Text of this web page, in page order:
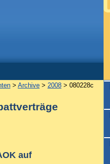
> Archive> 2008> 080228c
auf